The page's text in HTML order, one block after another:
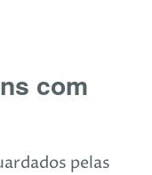
com
pelas